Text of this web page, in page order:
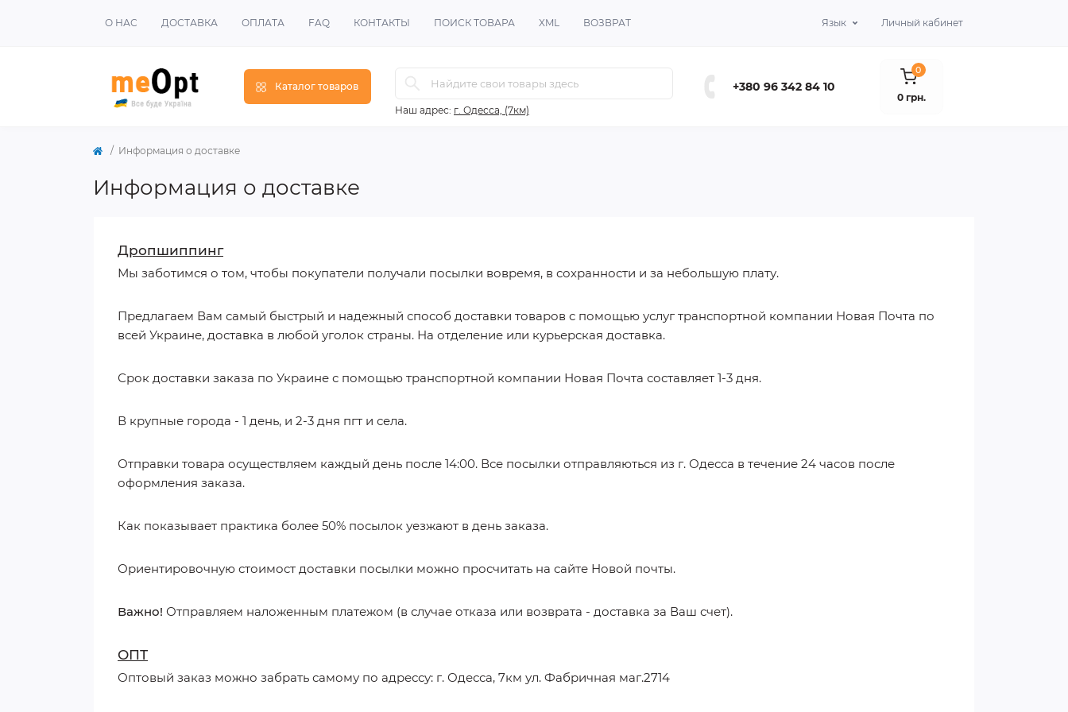
О НАС ДОСТАВКА ОПЛАТА FAQ КОНТАКТЫ ПОИСК ТОВАРА XML ВОЗВРАТ Язык Личный кабинет
Каталог товаров
Наш адрес: г. Одесса, (7км)
+380 96 342 84 10
0
0 грн.
Информация о доставке
Информация о доставке
Дропшиппинг
Мы заботимся о том, чтобы покупатели получали посылки вовремя, в сохранности и за небольшую плату.
Предлагаем Вам самый быстрый и надежный способ доставки товаров с помощью услуг транспортной компании Новая Почта по
всей Украине, доставка в любой уголок страны. На отделение или курьерская доставка.
Срок доставки заказа по Украине с помощью транспортной компании Новая Почта составляет 1-3 дня.
В крупные города - 1 день, и 2-3 дня пгт и села.
Отправки товара осуществляем каждый день после 14:00. Все посылки отправляються из г. Одесса в течение 24 часов после
оформления заказа.
Как показывает практика более 50% посылок уезжают в день заказа.
Ориентировочную стоимост доставки посылки можно просчитать на сайте Новой почты.
Важно! Отправляем наложенным платежом (в случае отказа или возврата - доставка за Ваш счет).
ОПТ
Оптовый заказ можно забрать самому по адрессу: г. Одесса, 7км ул. Фабричная маг.2714